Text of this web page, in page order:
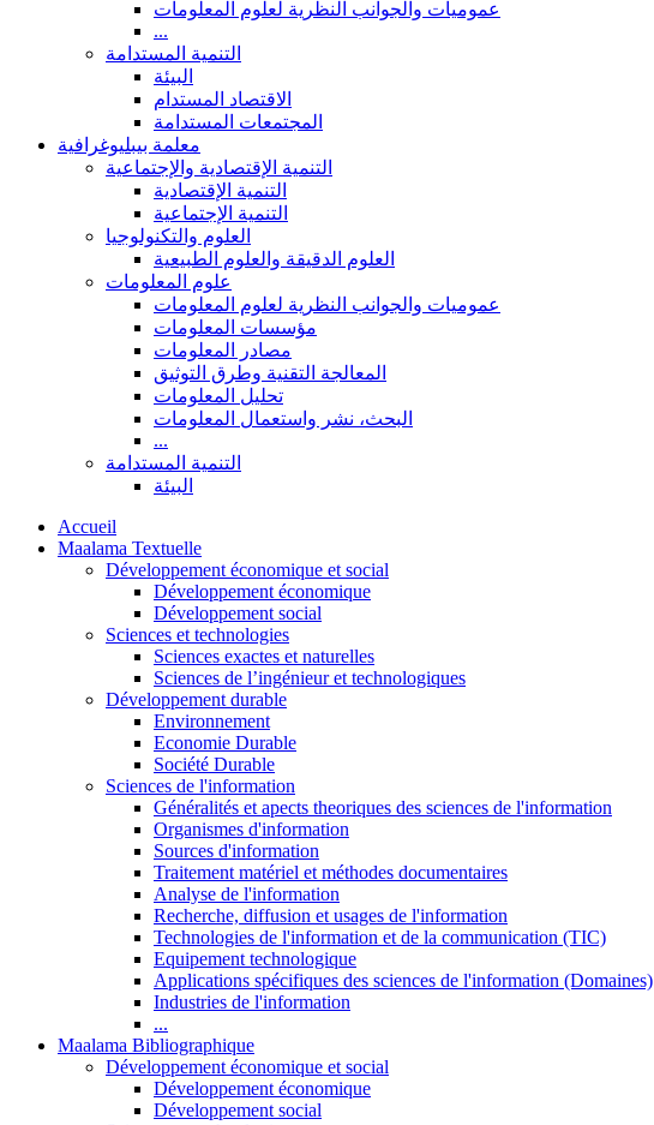
عموميات والجوانب النظرية لعلوم المعلومات
...
التنمية المستدامة
البيئة
الاقتصاد المستدام
المجتمعات المستدامة
معلمة بيبليوغرافية
التنمية الإقتصادية والإجتماعية
التنمية الإقتصادية
التنمية الإجتماعية
العلوم والتكنولوجيا
العلوم الدقيقة والعلوم الطبيعية
علوم المعلومات
عموميات والجوانب النظرية لعلوم المعلومات
مؤسسات المعلومات
مصادر المعلومات
المعالجة التقنية وطرق التوثيق
تحليل المعلومات
البحث، نشر واستعمال المعلومات
...
التنمية المستدامة
البيئة
Accueil
Maalama Textuelle
Développement économique et social
Développement économique
Développement social
Sciences et technologies
Sciences exactes et naturelles
Sciences de l’ingénieur et technologiques
Développement durable
Environnement
Economie Durable
Société Durable
Sciences de l'information
Généralités et apects theoriques des sciences de l'information
Organismes d'information
Sources d'information
Traitement matériel et méthodes documentaires
Analyse de l'information
Recherche, diffusion et usages de l'information
Technologies de l'information et de la communication (TIC)
Equipement technologique
Applications spécifiques des sciences de l'information (Domaines)
Industries de l'information
...
Maalama Bibliographique
Développement économique et social
Développement économique
Développement social